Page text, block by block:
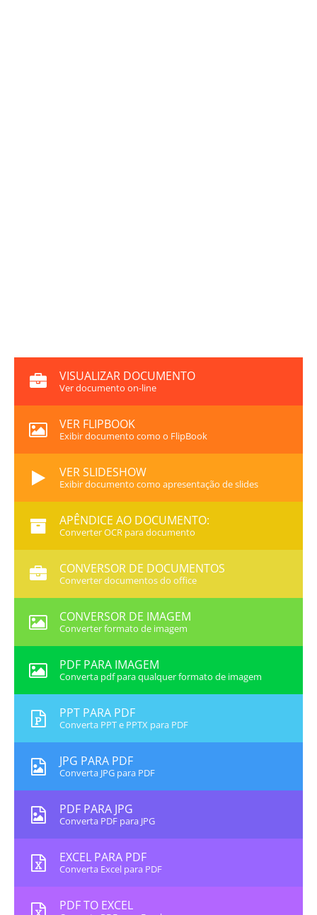
VISUALIZAR DOCUMENTO
Ver documento on-line
VER FLIPBOOK
Exibir documento como o FlipBook
VER SLIDESHOW
Exibir documento como apresentação de slides
APÊNDICE AO DOCUMENTO:
Converter OCR para documento
CONVERSOR DE DOCUMENTOS
Converter documentos do office
CONVERSOR DE IMAGEM
Converter formato de imagem
PDF PARA IMAGEM
Converta pdf para qualquer formato de imagem
PPT PARA PDF
Converta PPT e PPTX para PDF
JPG PARA PDF
Converta JPG para PDF
PDF PARA JPG
Converta PDF para JPG
EXCEL PARA PDF
Converta Excel para PDF
PDF TO EXCEL